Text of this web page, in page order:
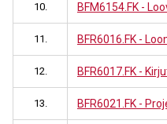
10. BFM6154.FK -
11. BFR6016.FK -
12. BFR6017.FK -
13. BFR6021.FK -